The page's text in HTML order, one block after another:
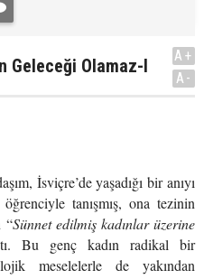
Geleceği Olamaz-I
A+
A-
İsviçre’de yaşadığı bir anıyı
tanışmış, ona tezinin
“Sünnet edilmiş kadınlar üzerine
Bu genç kadın radikal bir
meselelerle de yakından